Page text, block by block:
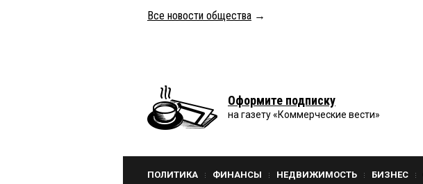
Все новости общества →
Оформите подписку
на газету «Коммерческие вести»
ПОЛИТИКА ФИНАНСЫ НЕДВИЖИМОСТЬ БИЗНЕС